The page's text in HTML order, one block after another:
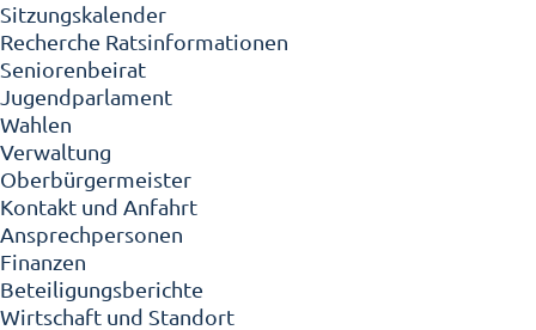
Sitzungskalender
Recherche Ratsinformationen
Seniorenbeirat
Jugendparlament
Wahlen
Verwaltung
Oberbürgermeister
Kontakt und Anfahrt
Ansprechpersonen
Finanzen
Beteiligungsberichte
Wirtschaft und Standort